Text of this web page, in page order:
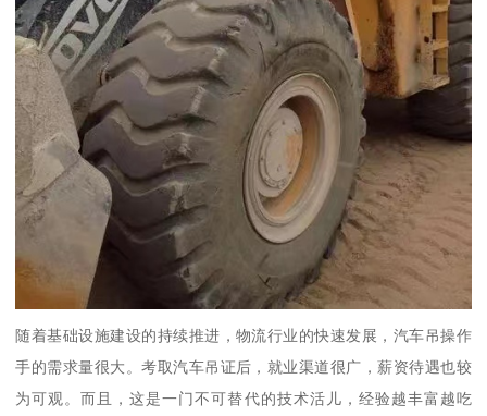
随着基础设施建设的持续推进，物流行业的快速发展，汽车吊操作
手的需求量很大。考取汽车吊证后，就业渠道很广，薪资待遇也较
为可观。而且，这是一门不可替代的技术活儿，经验越丰富越吃